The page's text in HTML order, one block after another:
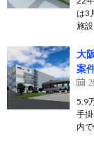
は3
施
大
案
5.9
手
内